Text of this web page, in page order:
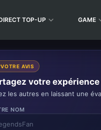
TOP-UP GAME
VOTRE AVIS
votre expérience
les autres en laissant une
NOM